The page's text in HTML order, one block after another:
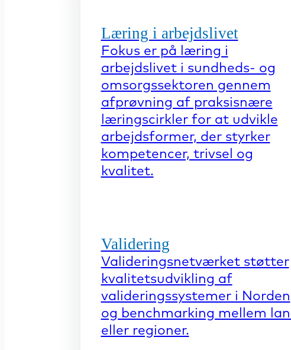
Læring i arbejdslivet
Fokus er på læring i
arbejdslivet i sundheds- og
omsorgssektoren gennem
afprøvning af praksisnære
læringscirkler for at udvikle
arbejdsformer, der styrker
kompetencer, trivsel og
kvalitet.
Validering
Valideringsnetværket støtter
kvalitetsudvikling af
valideringssystemer i Norden
og benchmarking mellem
eller regioner.